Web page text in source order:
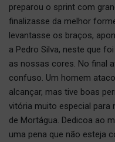
preparou o sprint com
finalizasse da melhor
levantasse os braços,
a Pedro Silva, neste que
as nossas cores. No final
confuso. Um homem
alcançar, mas tive boas
vitória muito especial para
de Mortágua. Dedicoa ao
uma pena que não esteja